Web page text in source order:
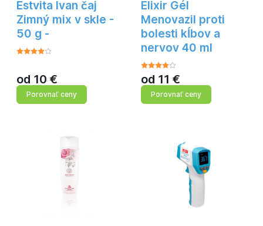
Estvita Ivan čaj
Zimný mix v skle -
50 g -
od 10 €
Porovnať ceny
Elixir Gél
Menovazil proti
bolesti kĺbov a
nervov 40 ml
od 11 €
Porovnať ceny